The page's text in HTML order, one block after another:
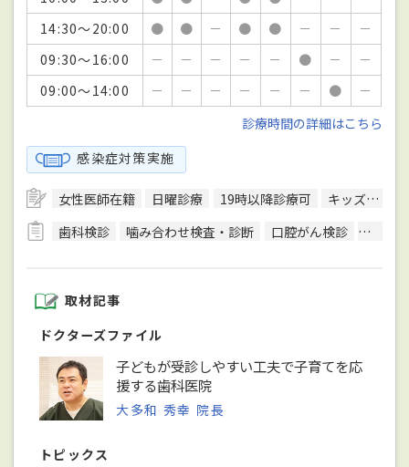
14:30～20:00
● ● － ● ● － －
－
09:30～16:00
－ － － － － ● －
－
09:00～14:00
－ － － － － － ●
－
診療時間の詳細はこちら
感染症対策実施
女性医師在籍 日曜診療 19時以降診療可
キッズスペースあり
歯科検診
噛み合わせ検査・診断 口腔がん検診 CT検査
取材記事
ドクターズファイル
子どもが受診しやすい工夫で子育てを応
援する歯科医院
大多和 秀幸 院長
トピックス